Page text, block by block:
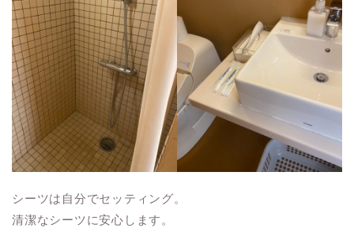
シーツは自分でセッティング。
清潔なシーツに安心します。